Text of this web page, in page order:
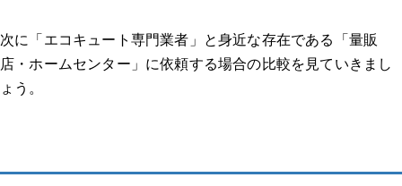
Q2: エコキュートの交換にはどれくらいの時間がかかりますか？
次に「エコキュート専門業者」と身近な存在である「量販
店・ホームセンター」に依頼する場合の比較を見ていきまし
ょう。